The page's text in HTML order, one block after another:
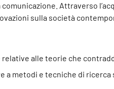
Attraverso
sulla società
alle teorie che
a metodi e tecniche di